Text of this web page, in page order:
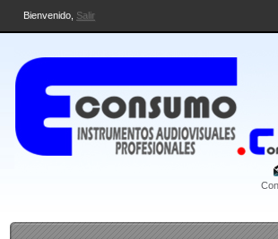
Bienvenido, Salir